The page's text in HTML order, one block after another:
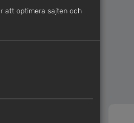
att optimera sajten och